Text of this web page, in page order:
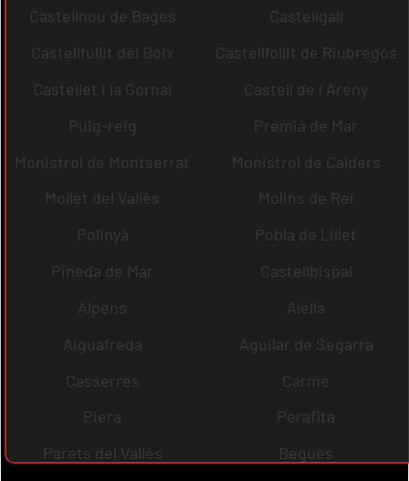
Castellnou de Bages
Castellgalí
Castellfullit del Boix
Castellfollit de Riubregós
Castellet i la Gornal
Castell de l´Areny
Puig-reig
Premià de Mar
Monistrol de Montserrat
Monistrol de Calders
Mollet del Vallès
Molins de Rei
Polinyà
Pobla de Lillet
Pineda de Mar
Castellbisbal
Alpens
Alella
Aiguafreda
Aguilar de Segarra
Casserres
Carme
Piera
Perafita
Parets del Vallès
Begues